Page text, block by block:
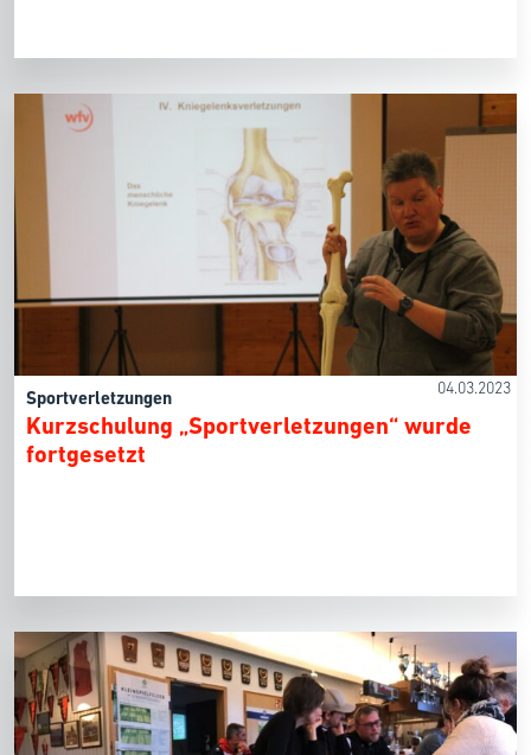
04.03.2023
Sportverletzungen
Kurzschulung „Sportverletzungen“ wurde
fortgesetzt